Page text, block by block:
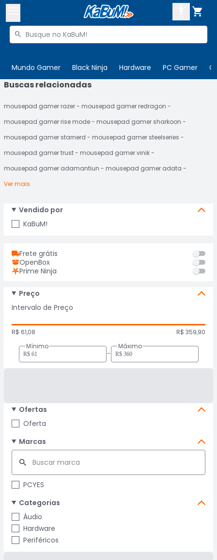

Buscar produtos

Mundo Gamer Black Ninja Hardware PC Gamer

 Departamentos
Cupons
Mais Vendidos
ENTRE
CADASTRE-SE
Buscas relacionadas
mousepad gamer razer
mousepad gamer redragon
mousepad gamer rise mode
mousepad gamer sharkoon
mousepad gamer starnerd
mousepad gamer steelseries
mousepad gamer trust
mousepad gamer vinik
mousepad gamer adamantiun
mousepad gamer adata
Ver mais
Vendido por
KaBuM!
Frete grátis
OpenBox
Prime Ninja
Preço
Intervalo de Preço
R$ 61,08
R$ 359,90
Mínimo
-
Máximo
Ofertas
Oferta
Marcas
PCYES
Categorias
Áudio
Hardware
Periféricos